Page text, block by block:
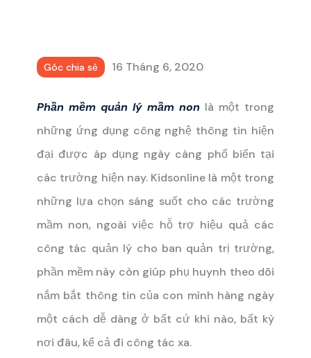
Góc chia sẻ 16 Tháng 6, 2020
Phần mềm quản lý mầm non là một trong
những ứng dụng công nghệ thông tin hiện
đại được áp dụng ngày càng phổ biến tại
các trường hiện nay. Kidsonline là một trong
những lựa chọn sáng suốt cho các trường
mầm non, ngoài việc hỗ trợ hiệu quả các
công tác quản lý cho ban quản trị trường,
phần mềm này còn giúp phụ huynh theo dõi
nắm bắt thông tin của con mình hàng ngày
một cách dễ dàng ở bất cứ khi nào, bất kỳ
nơi đâu, kể cả đi công tác xa.